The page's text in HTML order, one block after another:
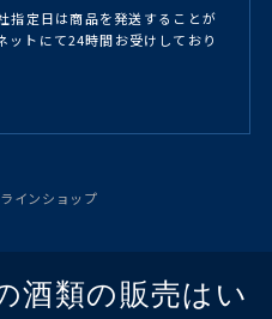
指定日は商品を発送することが
ットにて24時間お受けしており
インショップ
酒類の販売はい